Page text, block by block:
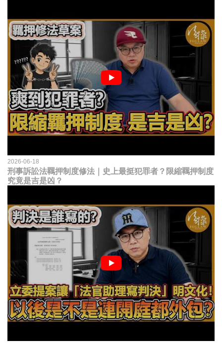
2026-06-18
刑事訴訟法羈押制度修法｜史上最挺犯罪者？限縮羈押制度
究竟是吉是凶？